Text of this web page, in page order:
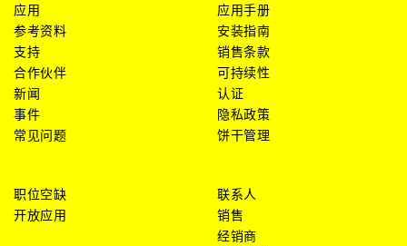
应用
参考资料
支持
合作伙伴
新闻
事件
常见问题
应用手册
安装指南
销售条款
可持续性
认证
隐私政策
饼干管理
职位空缺
开放应用
联系人
销售
经销商